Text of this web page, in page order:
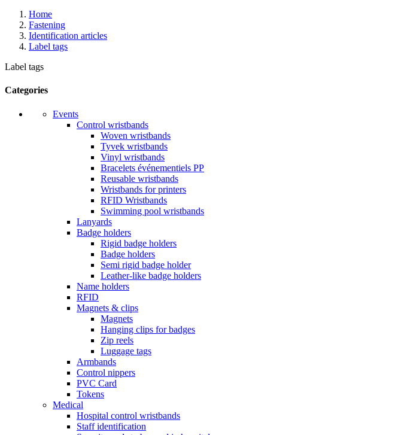
Home
Fastening
Identification articles
Label tags
Label tags
Categories
Events
Control wristbands
Woven wristbands
Tyvek wristbands
Vinyl wristbands
Bracelets événementiels PP
Reusable wristbands
Wristbands for printers
RFID Wristbands
Swimming pool wristbands
Lanyards
Badge holders
Rigid badge holders
Badge holders
Semi rigid badge holder
Leather-like badge holders
Name holders
RFID
Magnets & clips
Magnets
Hanging clips for badges
Zip reels
Luggage tags
Armbands
Control nippers
PVC Card
Tokens
Medical
Hospital control wristbands
Staff identification